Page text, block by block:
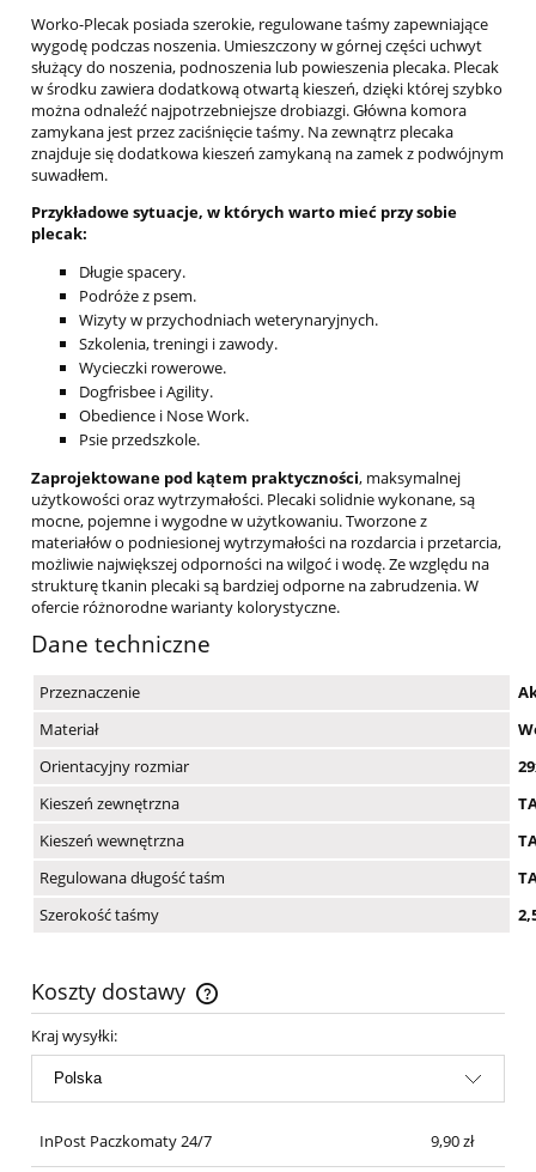
Worko-Plecak posiada szerokie, regulowane taśmy zapewniające
wygodę podczas noszenia. Umieszczony w górnej części uchwyt
służący do noszenia, podnoszenia lub powieszenia plecaka. Plecak
w środku zawiera dodatkową otwartą kieszeń, dzięki której szybko
można odnaleźć najpotrzebniejsze drobiazgi. Główna komora
zamykana jest przez zaciśnięcie taśmy. Na zewnątrz plecaka
znajduje się dodatkowa kieszeń zamykaną na zamek z podwójnym
suwadłem.
Przykładowe sytuacje, w których warto mieć przy sobie
plecak:
Długie spacery.
Podróże z psem.
Wizyty w przychodniach weterynaryjnych.
Szkolenia, treningi i zawody.
Wycieczki rowerowe.
Dogfrisbee i Agility.
Obedience i Nose Work.
Psie przedszkole.
Zaprojektowane pod kątem praktyczności, maksymalnej
użytkowości oraz wytrzymałości. Plecaki solidnie wykonane, są
mocne, pojemne i wygodne w użytkowaniu. Tworzone z
materiałów o podniesionej wytrzymałości na rozdarcia i przetarcia,
możliwie największej odporności na wilgoć i wodę. Ze względu na
strukturę tkanin plecaki są bardziej odporne na zabrudzenia. W
ofercie różnorodne warianty kolorystyczne.
Dane techniczne
Przeznaczenie
Materiał
Orientacyjny rozmiar
Kieszeń zewnętrzna
Kieszeń wewnętrzna
Regulowana długość taśm
Szerokość taśmy
Koszty dostawy
Cena nie zawiera ewentualnych kosztów płatności
Kraj wysyłki:
InPost Paczkomaty 24/7 9,90 zł